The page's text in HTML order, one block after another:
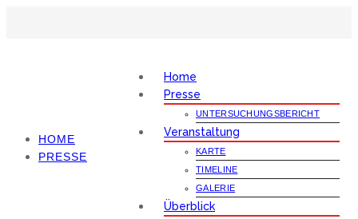
Home
Presse
UNTERSUCHUNGSBERICHT
Veranstaltung
KARTE
TIMELINE
GALERIE
Überblick
HOME
PRESSE